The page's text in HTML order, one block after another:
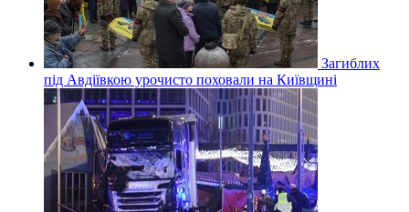
Загиблих
під Авдіївкою урочисто поховали на Київщині